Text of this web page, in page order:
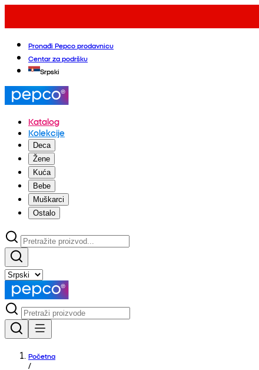
Pronađi Pepco prodavnicu
Centar za podršku
Srpski
Katalog
Kolekcije
Deca
Žene
Kuća
Bebe
Muškarci
Ostalo
Početna
/